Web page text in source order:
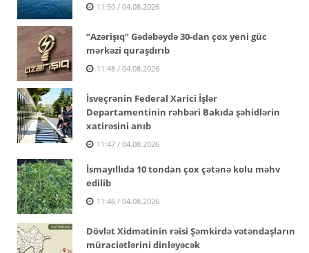
11:50 / 04.08.2026
“Azərişıq” Gədəbəydə 30-dan çox yeni güc
mərkəzi quraşdırıb
11:48 / 04.08.2026
İsveçrənin Federal Xarici İşlər
Departamentinin rəhbəri Bakıda şəhidlərin
xatirəsini anıb
11:47 / 04.08.2026
İsmayıllıda 10 tondan çox çətənə kolu məhv
edilib
11:46 / 04.08.2026
Dövlət Xidmətinin rəisi Şəmkirdə vətəndaşların
müraciətlərini dinləyəcək